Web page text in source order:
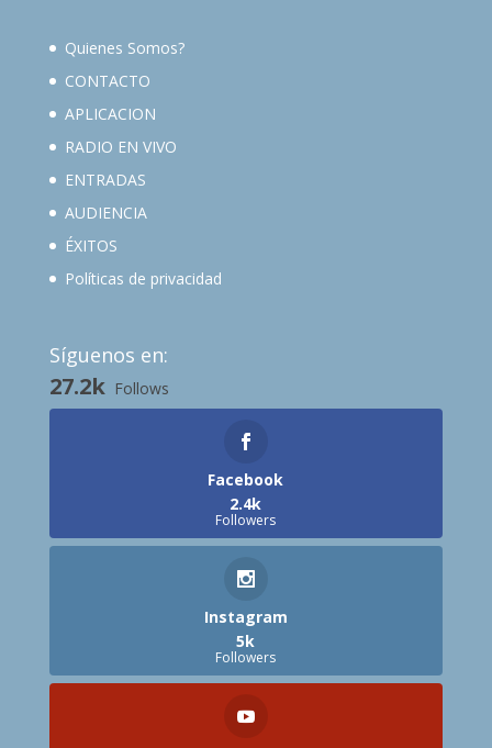
Quienes Somos?
CONTACTO
APLICACION
RADIO EN VIVO
ENTRADAS
AUDIENCIA
ÉXITOS
Políticas de privacidad
Síguenos en:
27.2k Follows
Facebook
2.4k
Followers
Instagram
5k
Followers